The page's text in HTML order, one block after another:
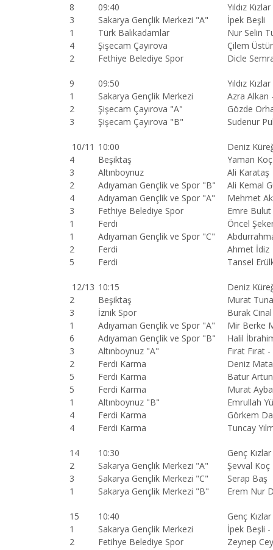
8 09:40
Yıldız
3
Sakarya Gençlik Merkezi "A"
İpek Beşli
1
Türk Balıkadamlar
Nur Selin
4
Şişecam Çayırova
Çilem
2
Fethiye Belediye Spor Dicle
9 09:50
Yıldız
1
Sakarya Gençlik Merkezi
Azra Alkan
2
Şişecam Çayırova "A"
Gözde
3
Şişecam Çayırova "B" Sudenur
10/11 10:00
Deniz
4
Beşiktaş
Yaman Koç
3
Altınboynuz
Ali Karataş
2
Adıyaman Gençlik ve Spor "B"
Ali Kemal
4
Adıyaman Gençlik ve Spor "A"
Mehmet
3
Fethiye Belediye Spor
Emre Bulut
1
Ferdi
Öncel
1
Adıyaman Gençlik ve Spor "C"
2
Ferdi
Ahmet İdiz
5
Ferdi Tansel
12/13 10:15
Deniz
2
Beşiktaş
Murat
3
İznik Spor
Burak
1
Adıyaman Gençlik ve Spor "A"
Mir Berke
6
Adıyaman Gençlik ve Spor "B"
Halil
3
Altınboynuz "A"
Fırat Fırat
2
Ferdi Karma
Deniz
5
Ferdi Karma
Batur
5
Ferdi Karma
Murat
1
Altınboynuz "B"
Emrullah
4
Ferdi Karma
Görkem
4
Ferdi Karma Tuncay
14 10:30
Genç
2
Sakarya Gençlik Merkezi "A"
Şevval Koç
3
Sakarya Gençlik Merkezi "C"
Serap Baş
1
Sakarya Gençlik Merkezi "B" Erem Nur
15 10:40
Genç
1
Sakarya Gençlik Merkezi
İpek Beşli
2
Fetihye Belediye Spor Zeynep